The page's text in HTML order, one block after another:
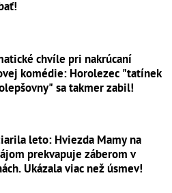
chvíle pri nakrúcaní
komédie: Horolezec "tatínek
sa takmer zabil!
leto: Hviezda Mamy na
prekvapuje záberom v
Ukázala viac než úsmev!